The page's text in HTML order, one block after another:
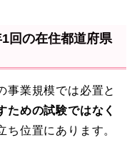
回の在住都道府県
事業規模では必置と
ための試験ではなく
ち位置にあります。